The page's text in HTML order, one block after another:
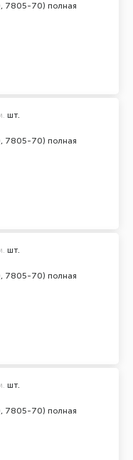
7805-70) полная
7805-70) полная
шт.
7805-70) полная
шт.
7805-70) полная
шт.